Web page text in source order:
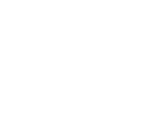
干货知识分享）